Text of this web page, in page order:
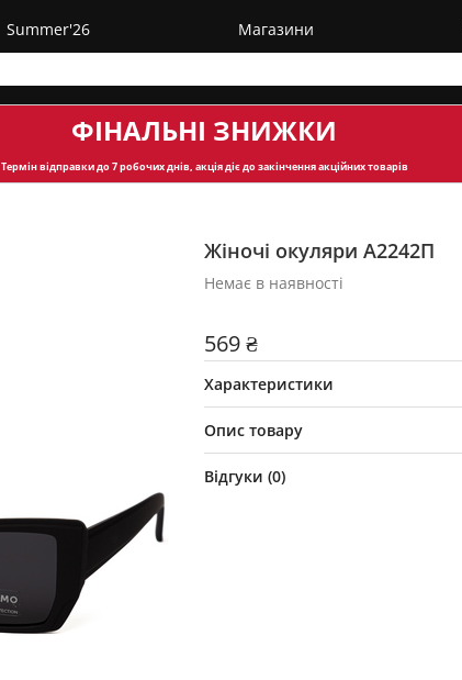
Summer'26 Магазини
ФІНАЛЬНІ ЗНИЖКИ
Термін відправкидо 7 робочих днів, акція діє до закінчення акційних товарів
Жіночі окуляри А2242П
Немає в наявності
569 ₴
Характеристики
Опис товару
Відгуки (0)